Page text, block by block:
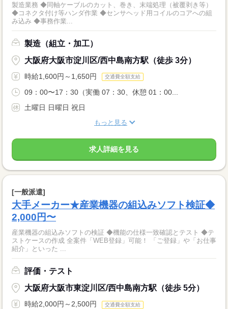
製造業務 ◆同軸ケーブルのカット、巻き、末端処理（被覆剥き等）
◆コネクタ付け等ハンダ作業 ◆センサヘッド用コイルのコアへの組
み込み ◆事務作業...
製造（組立・加工）
大阪府大阪市淀川区/西中島南方駅（徒歩 3分）
時給1,600円～1,650円 交通費全額支給
09：00〜17：30（実働 07：30、休憩 01：00...
土曜日 日曜日 祝日
もっと見る
求人詳細を見る
[一般派遣]
大手メーカー★産業機器の組込みソフト検証◆
2,000円〜
産業機器の組込みソフトの検証 ◆機能の仕様一致確認とテスト ◆テ
ストケースの作成 全案件「WEB登録」可能！ 「ご登録」や「お仕事
紹介」といった ...
評価・テスト
大阪府大阪市東淀川区/西中島南方駅（徒歩 5分）
時給2,000円～2,500円 交通費全額支給